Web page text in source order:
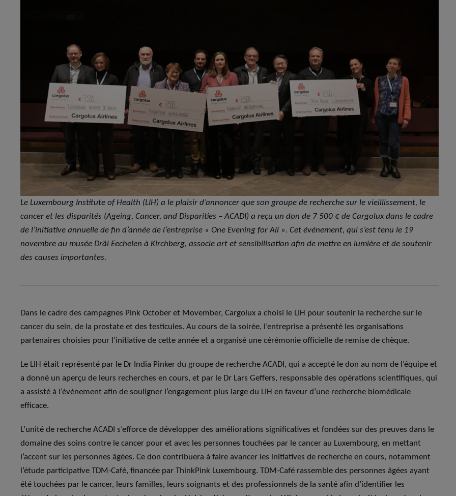
Le Luxembourg Institute of Health (LIH) a le plaisir d’annoncer que son groupe de recherche sur le vieillissement, le
cancer et les disparités (Ageing, Cancer, and Disparities – ACADI) a reçu un don de 7 500 € de Cargolux dans le cadre
de l’initiative annuelle de fin d’année de l’entreprise « One Evening for All ». Cet événement, qui s’est tenu le 19
novembre au musée Dräi Eechelen à Kirchberg, associe art et sensibilisation afin de mettre en lumière et de soutenir
des causes importantes.
Dans le cadre des campagnes Pink October et Movember, Cargolux a choisi le LIH pour soutenir la recherche sur le
cancer du sein, de la prostate et des testicules. Au cours de la soirée, l’entreprise a présenté les organisations
partenaires choisies pour l’initiative de cette année et a organisé une cérémonie officielle de remise de chèque.
Le LIH était représenté par le Dr India Pinker du groupe de recherche ACADI, qui a accepté le don au nom de l’équipe et
a donné un aperçu de leurs recherches en cours, et par le Dr Lars Geffers, responsable des opérations scientifiques, qui
a assisté à l’événement afin de souligner l’engagement plus large du LIH en faveur d’une recherche biomédicale
efficace.
L’unité de recherche ACADI s’efforce de développer des améliorations significatives et fondées sur des preuves dans le
domaine des soins contre le cancer pour et avec les personnes touchées par le cancer au Luxembourg, en mettant
l’accent sur les personnes âgées. Ce don contribuera à faire avancer les initiatives de recherche en cours, notamment
l’étude participative TDM-Café, financée par ThinkPink Luxembourg. TDM-Café rassemble des personnes âgées ayant
été touchées par le cancer, leurs familles, leurs soignants et des professionnels de la santé afin d’identifier les